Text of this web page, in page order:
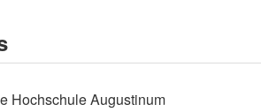
Hochschule Augustinum